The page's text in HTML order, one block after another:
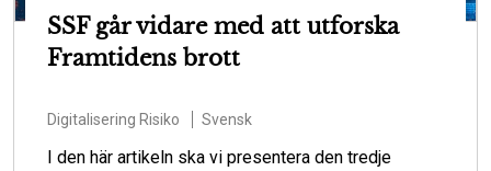
SSF går vidare med att utforska
Framtidens brott
Digitalisering Risiko Svensk
I den här artikeln ska vi presentera den tredje